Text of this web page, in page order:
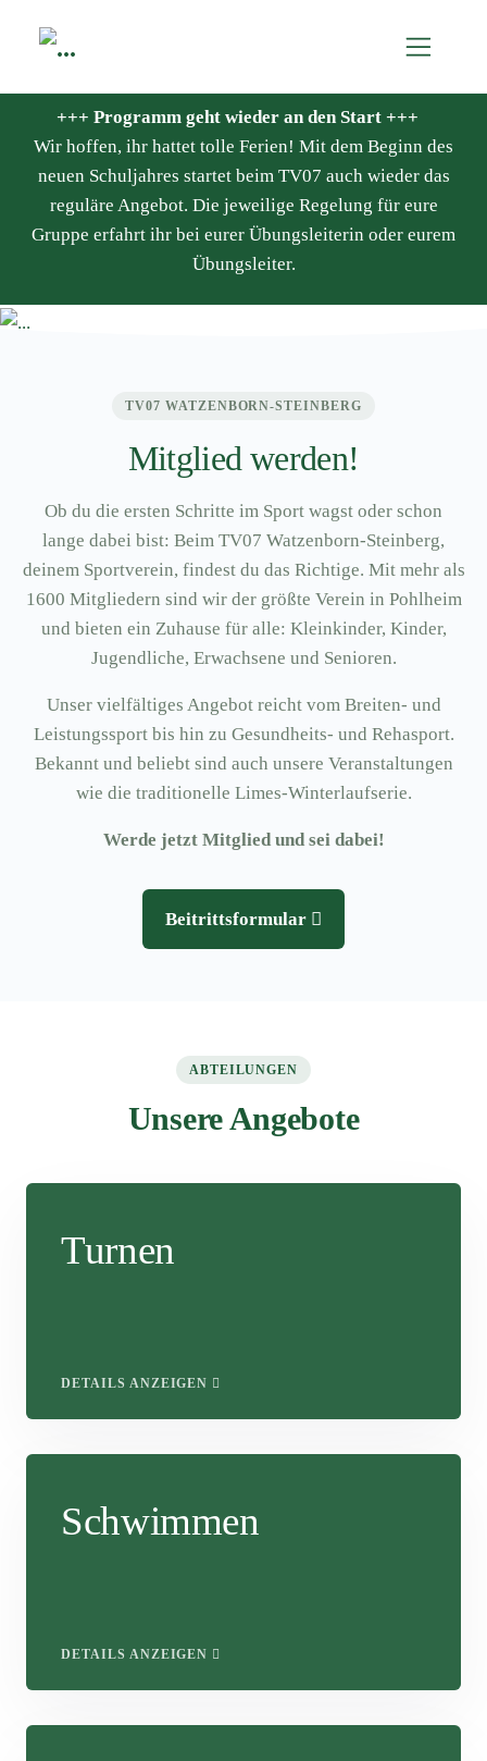
+++ Programm geht wieder an den Start +++
Wir hoffen, ihr hattet tolle Ferien! Mit dem Beginn des
neuen Schuljahres startet beim TV07 auch wieder das
reguläre Angebot. Die jeweilige Regelung für eure
Gruppe erfahrt ihr bei eurer Übungsleiterin oder eurem
Übungsleiter.
TV07 WATZENBORN-STEINBERG
Mitglied werden!
Ob du die ersten Schritte im Sport wagst oder schon
lange dabei bist: Beim TV07 Watzenborn-Steinberg,
deinem Sportverein, findest du das Richtige. Mit mehr als
1600 Mitgliedern sind wir der größte Verein in Pohlheim
und bieten ein Zuhause für alle: Kleinkinder, Kinder,
Jugendliche, Erwachsene und Senioren.
Unser vielfältiges Angebot reicht vom Breiten- und
Leistungssport bis hin zu Gesundheits- und Rehasport.
Bekannt und beliebt sind auch unsere Veranstaltungen
wie die traditionelle Limes-Winterlaufserie.
Werde jetzt Mitglied und sei dabei!
Beitrittsformular
ABTEILUNGEN
Unsere Angebote
Turnen
DETAILS ANZEIGEN
Schwimmen
DETAILS ANZEIGEN